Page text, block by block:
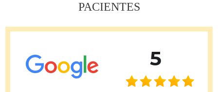
PACIENTES
5